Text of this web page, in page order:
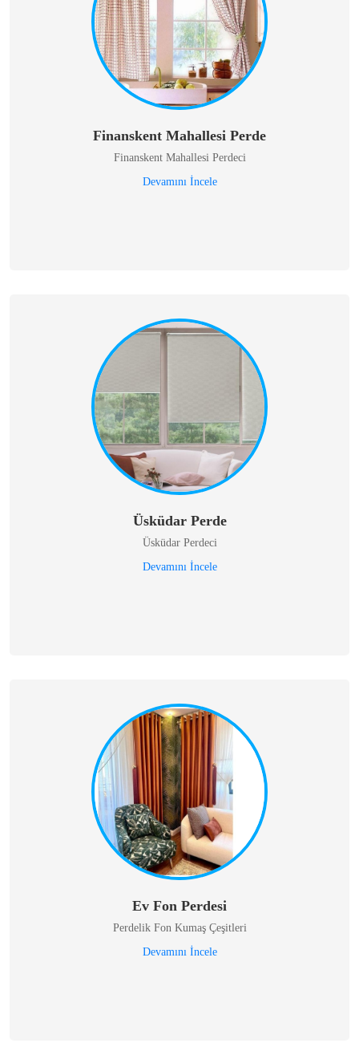
Finanskent Mahallesi Perde
Finanskent Mahallesi Perdeci
Devamını İncele
Üsküdar Perde
Üsküdar Perdeci
Devamını İncele
Ev Fon Perdesi
Perdelik Fon Kumaş Çeşitleri
Devamını İncele